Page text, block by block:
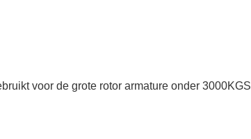
voor de grote rotor armature onder 3000KGS